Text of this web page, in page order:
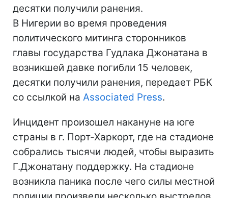
десятки получили ранения.
В Нигерии во время проведения
политического митинга сторонников
главы государства Гудлака Джонатана в
возникшей давке погибли 15 человек,
десятки получили ранения, передает РБК
со ссылкой на Associated Press.
Инцидент произошел накануне на юге
страны в г. Порт-Харкорт, где на стадионе
собрались тысячи людей, чтобы выразить
Г.Джонатану поддержку. На стадионе
возникла паника после чего силы местной